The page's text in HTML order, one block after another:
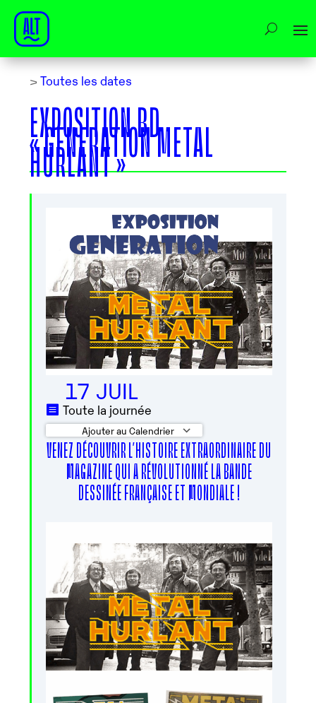
> Toutes les dates
EXPOSITION BD
« GENERATION METAL
HURLANT »
17 JUIL
Toute la journée
Ajouter au Calendrier
Télécharger ICS Calendrier Google
VENEZ DÉCOUVRIR L’HISTOIRE EXTRAORDINAIRE DU
MAGAZINE QUI A RÉVOLUTIONNÉ LA BANDE
DESSINÉE FRANÇAISE ET MONDIALE !